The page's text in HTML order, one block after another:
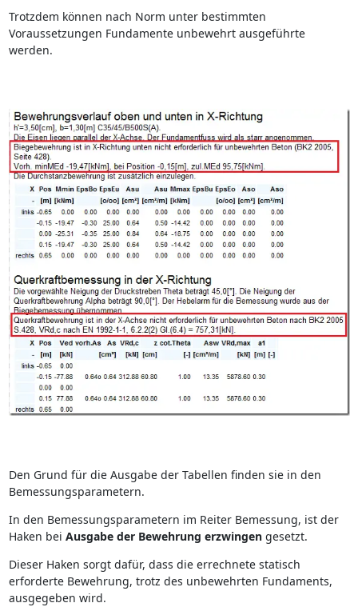
Trotzdem können nach Norm unter bestimmten
Voraussetzungen Fundamente unbewehrt ausgeführte
werden.
Den Grund für die Ausgabe der Tabellen finden sie in den
Bemessungsparametern.
In den Bemessungsparametern im Reiter Bemessung, ist der
Haken bei Ausgabe der Bewehrung erzwingengesetzt.
Dieser Haken sorgt dafür, dass die errechnete statisch
erforderte Bewehrung, trotz des unbewehrten Fundaments,
ausgegeben wird.